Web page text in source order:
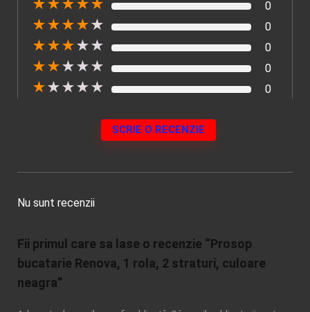
★★★★★ 0
★★★★★ 0
★★★★★ 0
★★★★★ 0
★★★★★ 0
SCRIE O RECENZIE
Nu sunt recenzii
Fii primul care sa lase o recenzie “Prosop
bucatarie Renova, 1 rola, 2 straturi, culoare
neagra”